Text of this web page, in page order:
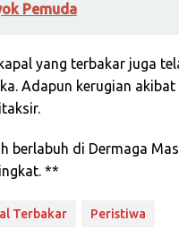
Pemuda
yang terbakar juga
Adapun kerugian
berlabuh di Dermaga
**
Terbakar Peristiwa